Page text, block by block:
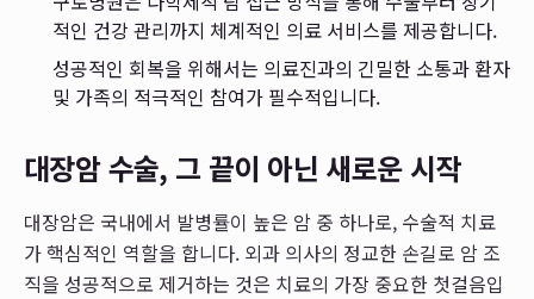
적인 건강 관리까지 체계적인 의료 서비스를 제공합니다.
성공적인 회복을 위해서는 의료진과의 긴밀한 소통과 환자
및 가족의 적극적인 참여가 필수적입니다.
대장암 수술, 그 끝이 아닌 새로운 시작
대장암은 국내에서 발병률이 높은 암 중 하나로, 수술적 치료
가 핵심적인 역할을 합니다. 외과 의사의 정교한 손길로 암 조
직을 성공적으로 제거하는 것은 치료의 가장 중요한 첫걸음입